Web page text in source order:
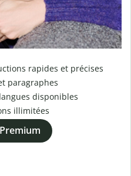
rapides et précises
paragraphes
langues disponibles
illimitées